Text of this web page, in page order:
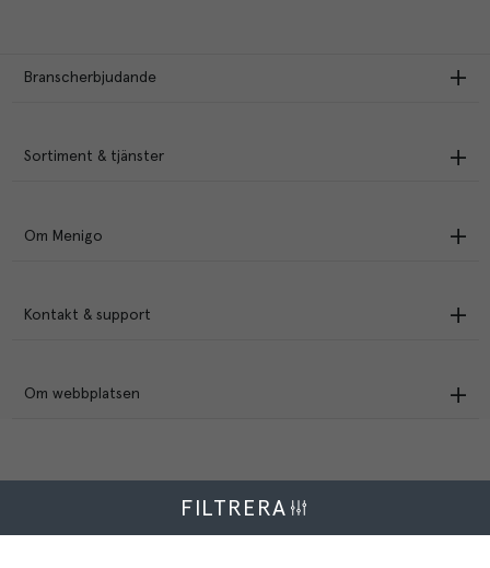
FILTRERA
Branscherbjudande
Sortiment & tjänster
Om Menigo
Kontakt & support
Om webbplatsen
Menigo Foodservice AB